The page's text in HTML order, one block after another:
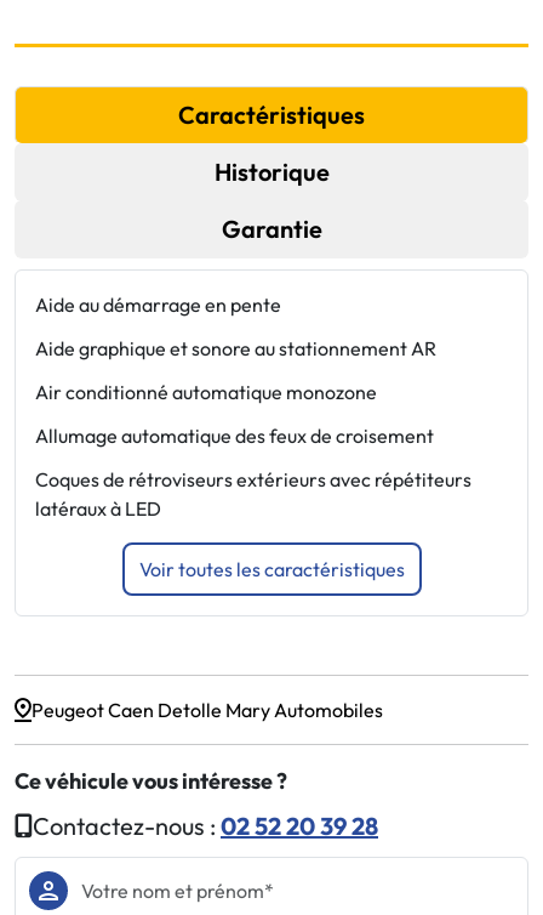
Caractéristiques
Historique
Garantie
Aide au démarrage en pente
Aide graphique et sonore au stationnement AR
Air conditionné automatique monozone
Allumage automatique des feux de croisement
Coques de rétroviseurs extérieurs avec répétiteurs
latéraux à LED
Voir toutes les caractéristiques
Peugeot Caen Detolle Mary Automobiles
Ce véhicule vous intéresse ?
Contactez-nous : 02 52 20 39 28